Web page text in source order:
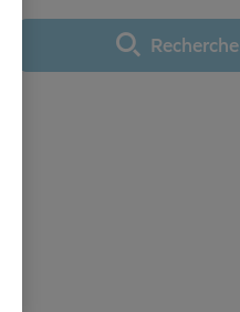
Utiliser ma positionRecherche